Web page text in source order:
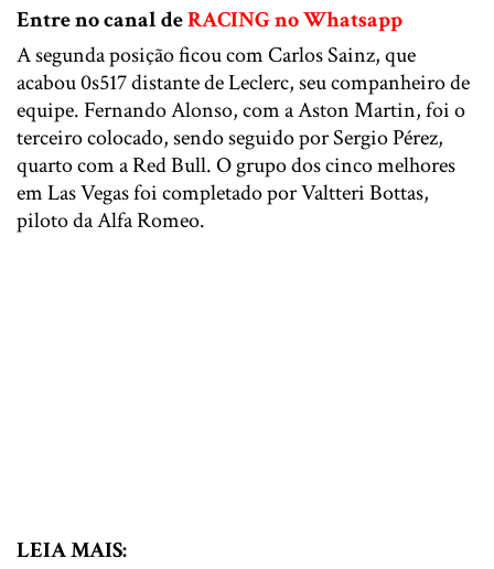
Entre no canal deRACING no Whatsapp
A segunda posição ficou com Carlos Sainz, que
acabou 0s517 distante de Leclerc, seu companheiro de
equipe. Fernando Alonso, com a Aston Martin, foi o
terceiro colocado, sendo seguido por Sergio Pérez,
quarto com a Red Bull. O grupo dos cinco melhores
em Las Vegas foi completado por Valtteri Bottas,
piloto da Alfa Romeo.
LEIA MAIS: